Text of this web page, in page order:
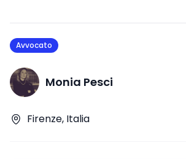
Avvocato
Monia Pesci
Firenze, Italia